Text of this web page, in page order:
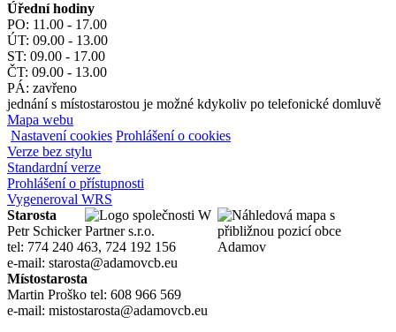
Úřední hodiny
PO: 11.00 - 17.00
ÚT: 09.00 - 13.00
ST: 09.00 - 17.00
ČT: 09.00 - 13.00
PÁ: zavřeno
jednání s místostarostou je možné kdykoliv po telefonické domluvě
Mapa webu
Nastavení cookies Prohlášení o cookies
Verze bez stylu
Standardní verze
Prohlášení o přístupnosti
Vygeneroval WRS
Starosta
Petr Schicker
tel: 774 240 463, 724 192 156
e-mail: starosta@adamovcb.eu
Místostarosta
Martin Proško tel: 608 966 569
e-mail: mistostarosta@adamovcb.eu